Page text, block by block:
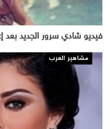
فيديو شادي سرور الجديد بعد
مشاهير العرب